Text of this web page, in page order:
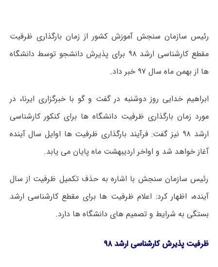
رئیس سازمان سنجش آموزش کشور از زمان بارگذاری ظرفیت
مقطع کارشناسی ارشد ۹۸ برای پذیرش دانشجو توسط دانشگاه
ها از بهمن ماه سال ۹۷ خبر داد.
ابراهیم خدایی روز دوشنبه در گفت و گو با خبرگزاری ایرنا، در
مورد زمان بارگذاری ظرفیت دانشگاه ها برای کنکور کارشناسی
ارشد ۹۸ نیز گفت: فرآیند بارگذاری ظرفیت ها اوایل سال آینده
آغاز خواهد شد و اواخر اردیبهشت ماه پایان می یابد.
رئیس سازمان سنجش با اشاره به حذف تکمیل ظرفیت از سال
آینده، اظهار کرد: اعلام ظرفیت ها برای مقطع کارشناسی ارشد
بستگی به شرایط و تصمیم های دانشگاه ها دارد.
ظرفیت پذیرش کارشناسی ارشد ۹۸